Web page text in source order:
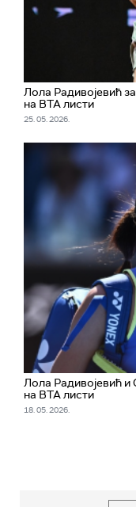
Лола Радивојевић
на ВТА листи
25. 05. 2026.
Лола Радивојевић
на ВТА листи
18. 05. 2026.